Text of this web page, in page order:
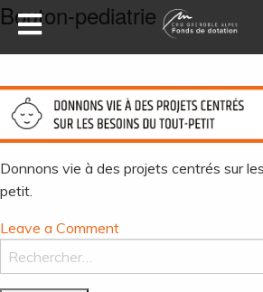
DEVENEZ MÉCÈNES
NOS PROJETS
ILS NOUS SOUTIENNENT
FAIRE UN DON
Bouton-pediatrie
Donnons vie à des projets centrés sur
petit.
Leave a Commenton
pediatrie
Rechercher :